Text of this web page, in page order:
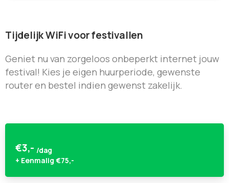
TijdelijkWiFivoorfestivallen
Geniet nu van zorgeloos onbeperkt internet jouw
festival! Kies je eigen huurperiode, gewenste
router en bestel indien gewenst zakelijk.
€3,- /dag
+ Eenmalig €75,-